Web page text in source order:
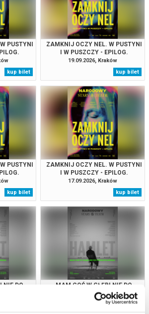
PUSTYNI
kup bilet
ZAMKNIJ OCZY NEL. W PUSTYNI
I W PUSZCZY - EPILOG.
19.09.2026, Kraków
kup bilet
PUSTYNI
kup bilet
ZAMKNIJ OCZY NEL. W PUSTYNI
I W PUSZCZY - EPILOG.
17.09.2026, Kraków
kup bilet
NIE DO
MAM COŚ W GŁĘBI NIE DO
PRZEDSTAWIENIA. HAMLET
12.09.2026, Kraków